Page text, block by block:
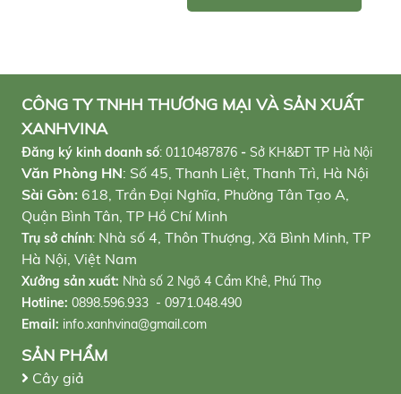
CÔNG TY TNHH THƯƠNG MẠI VÀ SẢN XUẤT
XANHVINA
Đăng ký kinh doanh số: 0110487876 - Sở KH&ĐT TP Hà Nội
Văn Phòng HN: Số 45, Thanh Liệt, Thanh Trì, Hà Nội
Sài Gòn: 618, Trần Đại Nghĩa, Phường Tân Tạo A,
Quận Bình Tân, TP Hồ Chí Minh
Trụ sở chính: Nhà số 4, Thôn Thượng, Xã Bình Minh, TP
Hà Nội, Việt Nam
Xưởng sản xuất: Nhà số 2 Ngõ 4 Cẩm Khê, Phú Thọ
Hotline: 0898.596.933 - 0971.048.490
Email: info.xanhvina@gmail.com
SẢN PHẨM
Cây giả